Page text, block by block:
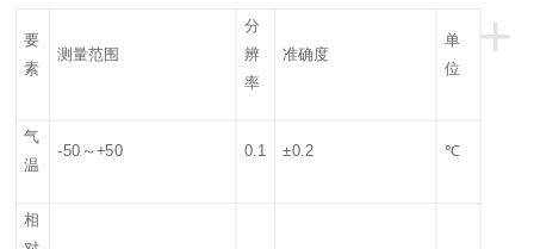
+
要
素
测量范围
分
辨
率
准确度
单
位
气
温
-50～+50 0.1 ±0.2 ℃
相